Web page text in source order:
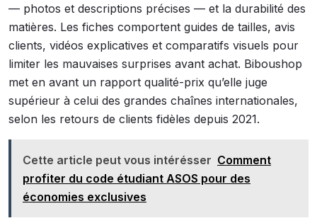
— photos et descriptions précises — et la durabilité des
matières. Les fiches comportent guides de tailles, avis
clients, vidéos explicatives et comparatifs visuels pour
limiter les mauvaises surprises avant achat. Biboushop
met en avant un rapport qualité-prix qu’elle juge
supérieur à celui des grandes chaînes internationales,
selon les retours de clients fidèles depuis 2021.
Cette article peut vous intérésser Comment
profiter du code étudiant ASOS pour des
économies exclusives